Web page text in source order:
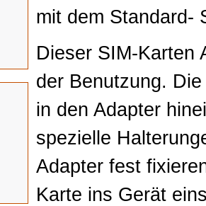
mit dem Standard-
Dieser SIM-Karten
der Benutzung.
in den Adapter
spezielle
Adapter fest
Karte ins Gerät